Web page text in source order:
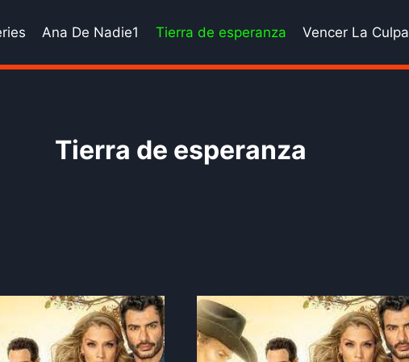
Ana De Nadie1 Tierra de esperanza Vencer La Culpa
Tierra de esperanza